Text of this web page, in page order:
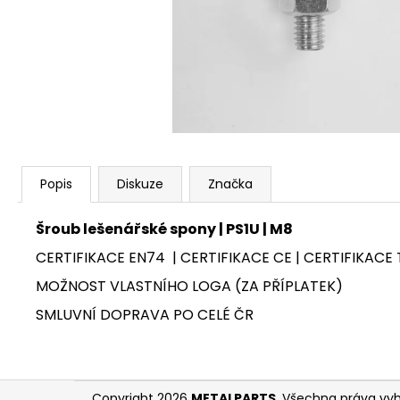
Popis Diskuze Značka
Šroub lešenářské spony | PS1U | M8
CERTIFIKACE EN74 | CERTIFIKACE CE |
MOŽNOST VLASTNÍHO LOGA (ZA PŘÍPLATEK)
SMLUVNÍ DOPRAVA PO CELÉ ČR
KOMPLETNÍ SESTAVA LEŠENÍ PLETTAC
Z